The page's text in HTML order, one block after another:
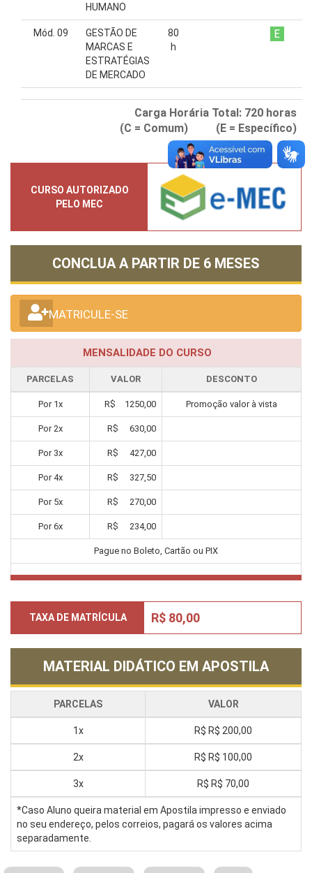
HUMANO
Mód. 09
GESTÃO DE
MARCAS E
ESTRATÉGIAS
DE MERCADO
80
h
Carga Horária Total: 720 horas
(C = Comum) (E = Específico)
CURSO AUTORIZADO
PELO MEC
CONCLUA A PARTIR DE 6 MESES
MATRICULE-SE
MENSALIDADE DO CURSO
PARCELAS VALOR DESCONTO
Por 1x R$ 1250,00 Promoção valor à vista
Por 2x R$ 630,00
Por 3x R$ 427,00
Por4x R$ 327,50
Por 5x R$ 270,00
Por6x R$ 234,00
Pague no Boleto, Cartão ou PIX
TAXA DE MATRÍCULA R$ 80,00
MATERIAL DIDÁTICO EM APOSTILA
PARCELAS VALOR
1x R$ R$ 200,00
2x R$ R$ 100,00
3x R$ R$ 70,00
*Caso Aluno queira material em Apostila impresso e enviado
no seu endereço, pelos correios, pagará os valores acima
separadamente.